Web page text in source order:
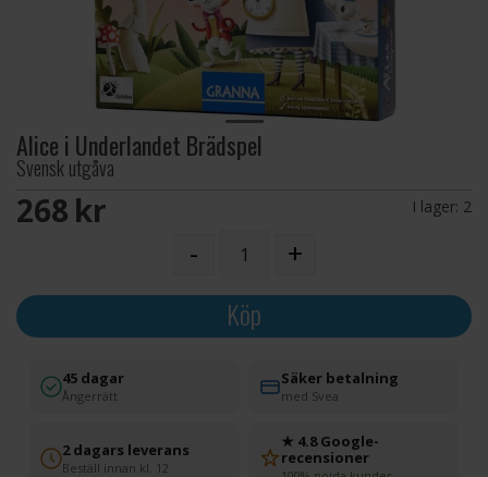
Alice i Underlandet Brädspel
Svensk utgåva
268 SEK I lager: 2
- +
Köp
45 dagar
Ångerrätt
Säker betalning
med Svea
2 dagars leverans
Beställ innan kl. 12
★ 4.8 Google-
recensioner